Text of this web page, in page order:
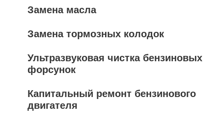
Замена масла
Замена тормозных колодок
Ультразвуковая чистка бензиновых
форсунок
Капитальный ремонт бензинового
двигателя